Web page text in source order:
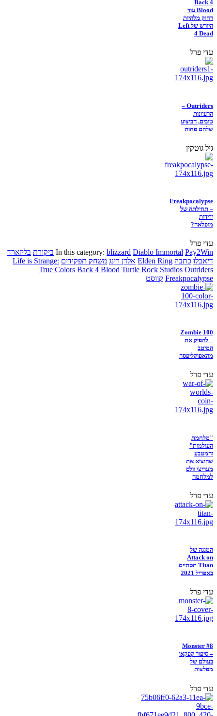
Back 4
Blood עוד
רחוק מלהיות
היורש של Left
4 Dead
עדי פרל
Outriders –
הרעיונות
טובים, הביצוע
שלהם פחות
גיל גוטקין
Freakpocalypse
– תחילתה של
ידידות
מופלאה?
עדי פרל
In this category: blizzard Diablo Immortal Pay2Win ביקורת בליזארד
דיאבלו כתבה Elden Ring אלדן רינג משחק תפקידים Life is Strange:
True Colors Back 4 Blood Turtle Rock Studios Outriders
Freakpocalypse קווסט
Zombie 100
– להפיק את
המיטב
מהאפוקליפסה
עדי פרל
"מלחמת
העולמות"
והמטבע
שהוציא את
מעריצי וולס
למלחמה
עדי פרל
המנגה של
Attack on
Titan תסתיים
באפריל 2021
עדי פרל
Monster #8
– סיפור קפקאי
בעולם של
מפלצות
עדי פרל